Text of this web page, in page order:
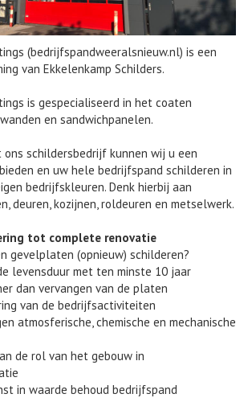
(bedrijfspandweeralsnieuw.nl) is een
van Ekkelenkamp Schilders.
is gespecialiseerd in het coaten
en sandwichpanelen.
ons schildersbedrijf kunnen wij u een
en uw hele bedrijfspand schilderen in
bedrijfskleuren. Denk hierbij aan
deuren, kozijnen, roldeuren en metselwerk.
tot complete renovatie
gevelplaten (opnieuw) schilderen?
levensduur met ten minste 10 jaar
dan vervangen van de platen
van de bedrijfsactiviteiten
atmosferische, chemische en mechanische
de rol van het gebouw in
in waarde behoud bedrijfspand